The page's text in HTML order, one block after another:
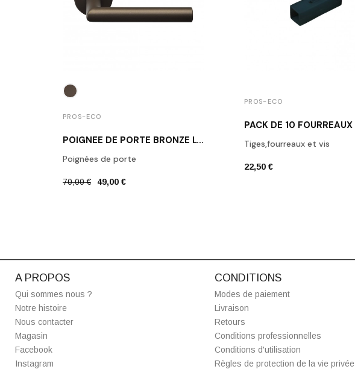
PROS-ECO
POIGNÉE DE PORTE BRONZE LOUISE
Poignées de porte
70,00 € 49,00 €
PROS-ECO
Tiges,fourreaux et vis
22,50 €
A PROPOS
Qui sommes nous ?
Notre histoire
Nous contacter
Magasin
Facebook
Instagram
CONDITIONS
Modes de paiement
Livraison
Retours
Conditions professionnelles
Conditions d'utilisation
Règles de protection de la vie privée